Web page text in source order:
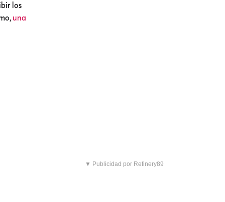
los
una
▼ Publicidad por Refinery89